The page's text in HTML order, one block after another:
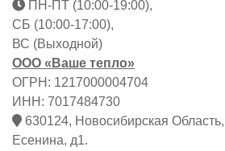
ПН-ПТ (10:00-19:00),
СБ (10:00-17:00),
ВС (Выходной)
ООО «Ваше тепло»
ОГРН: 1217000004704
ИНН: 7017484730
630124, Новосибирская
Есенина, д1.